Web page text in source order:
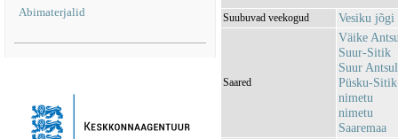
Abimaterjalid Suubuvad veekogud Vesiku jõgi
Saared
Väike
Suur-Sitik
Suur
Püsku-Sitik
nimetu
nimetu
Saaremaa